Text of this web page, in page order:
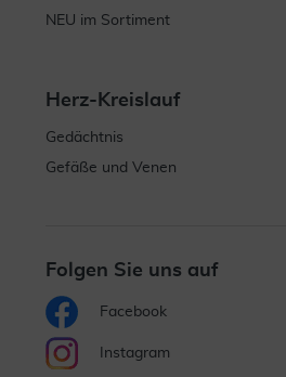
NEU im Sortiment
Herz-Kreislauf
Gedächtnis
Gefäße und Venen
Folgen Sie uns auf
Facebook
Instagram